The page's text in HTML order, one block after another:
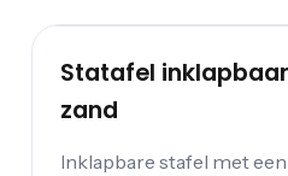
Statafel
zand
Inklapbare stafel met